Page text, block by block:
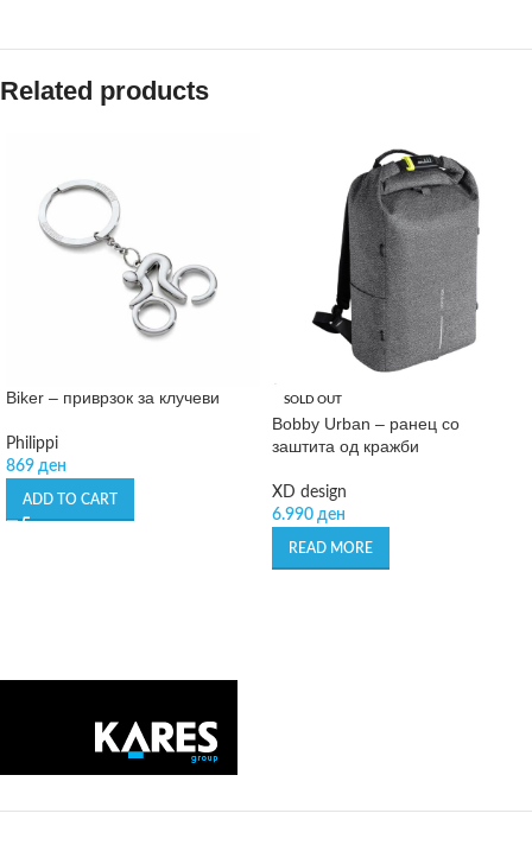
Related products
Biker – приврзок за клучеви
Philippi
869 ден
ADD TO CART
SOLD OUT
Bobby Urban – ранец со
заштита од кражби
XD design
6.990 ден
READ MORE